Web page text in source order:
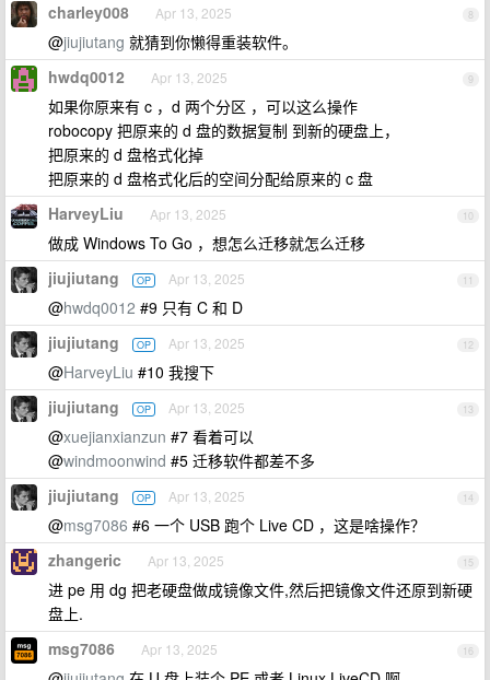
8
charley008 Apr 13, 2025
@jiujiutang 就猜到你懒得重装软件。
9
hwdq0012 Apr 13, 2025
如果你原来有 c ，d 两个分区 ，可以这么操作
robocopy 把原来的 d 盘的数据复制 到新的硬盘上，
把原来的 d 盘格式化掉
把原来的 d 盘格式化后的空间分配给原来的 c 盘
10
HarveyLiu Apr 13, 2025
做成 Windows To Go ，想怎么迁移就怎么迁移
11
jiujiutang OP Apr 13, 2025
@hwdq0012 #9 只有 C 和 D
12
jiujiutang OP Apr 13, 2025
@HarveyLiu #10 我搜下
13
jiujiutang OP Apr 13, 2025
@xuejianxianzun #7 看着可以
@windmoonwind #5 迁移软件都差不多
14
jiujiutang OP Apr 13, 2025
@msg7086 #6 一个 USB 跑个 Live CD ，这是啥操作？
15
zhangeric Apr 13, 2025
进 pe 用 dg 把老硬盘做成镜像文件,然后把镜像文件还原到新硬
盘上.
16
msg7086 Apr 13, 2025